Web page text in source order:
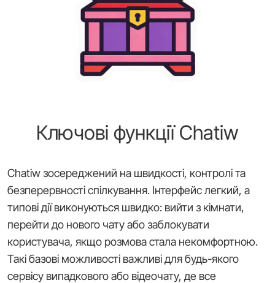
Ключові функції Chatiw
Chatiw зосереджений на швидкості, контролі та
безперервності спілкування. Інтерфейс легкий, а
типові дії виконуються швидко: вийти з кімнати,
перейти до нового чату або заблокувати
користувача, якщо розмова стала некомфортною.
Такі базові можливості важливі для будь-якого
сервісу випадкового або відеочату, де все